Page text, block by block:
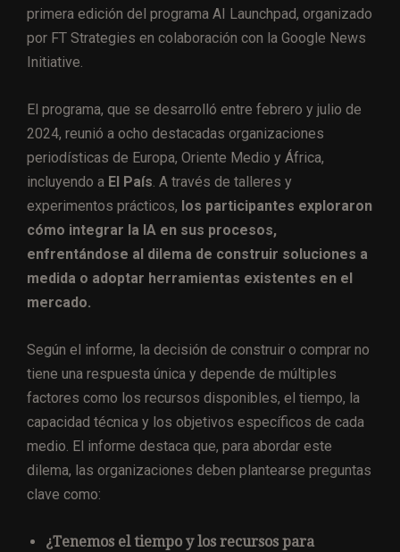
primera edición del programa AI Launchpad, organizado
por FT Strategies en colaboración con la Google News
Initiative.
El programa, que se desarrolló entre febrero y julio de
2024, reunió a ocho destacadas organizaciones
periodísticas de Europa, Oriente Medio y África,
incluyendo a El País. A través de talleres y
experimentos prácticos, los participantes exploraron
cómo integrar la IA en sus procesos,
enfrentándose al dilema de construir soluciones a
medida o adoptar herramientas existentes en el
mercado.
Según el informe, la decisión de construir o comprar no
tiene una respuesta única y depende de múltiples
factores como los recursos disponibles, el tiempo, la
capacidad técnica y los objetivos específicos de cada
medio. El informe destaca que, para abordar este
dilema, las organizaciones deben plantearse preguntas
clave como:
¿Tenemos el tiempo y los recursos para